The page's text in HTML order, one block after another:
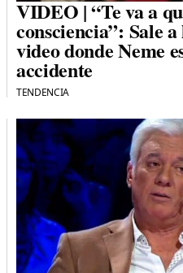
VIDEO | “Te va a
consciencia”: Sale
video donde Neme
accidente
TENDENCIA